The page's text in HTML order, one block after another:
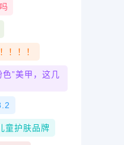
！！！
”美甲，这几
童护肤品牌